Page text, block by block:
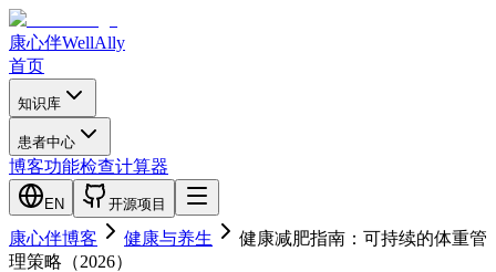
康心伴WellAlly
首页
知识库
患者中心
博客功能检查计算器
EN 开源项目
康心伴博客 健康与养生
健康减肥指南：可持续的体重管
理策略（2026）